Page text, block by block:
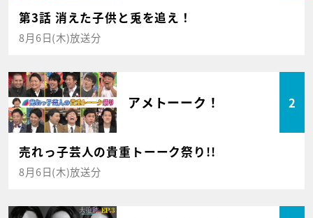
第3話 消えた子供と兎を追え！
8月6日(木)放送分
アメトーーク！ 2
売れっ子芸人の貴重トーーク祭り!!
8月6日(木)放送分